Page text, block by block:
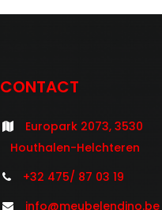
CONTACT
Europark 2073, 3530
Houthalen-Helchteren
+32 475/ 87 03 19
info@meubelendino.be